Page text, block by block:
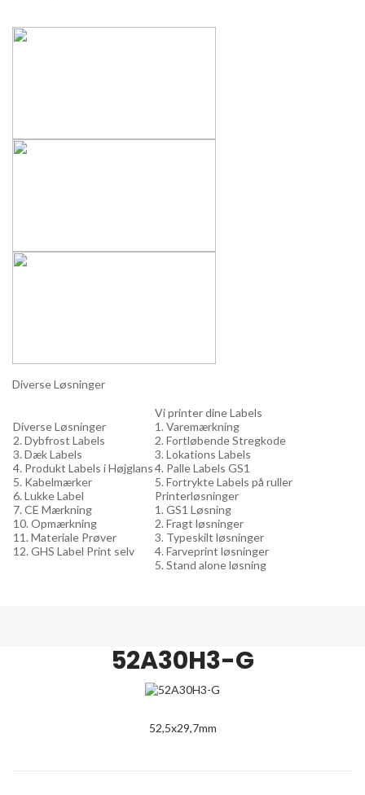
Diverse Løsninger
Diverse Løsninger
2. Dybfrost Labels
3. Dæk Labels
4. Produkt Labels i Højglans
5. Kabelmærker
6. Lukke Label
7. CE Mærkning
10. Opmærkning
11. Materiale Prøver
12. GHS Label Print selv
Vi printer dine Labels
1. Varemærkning
2. Fortløbende Stregkode
3. Lokations Labels
4. Palle Labels GS1
5. Fortrykte Labels på ruller
Printerløsninger
1. GS1 Løsning
2. Fragt løsninger
3. Typeskilt løsninger
4. Farveprint løsninger
5. Stand alone løsning
52A30H3-G
52,5x29,7mm